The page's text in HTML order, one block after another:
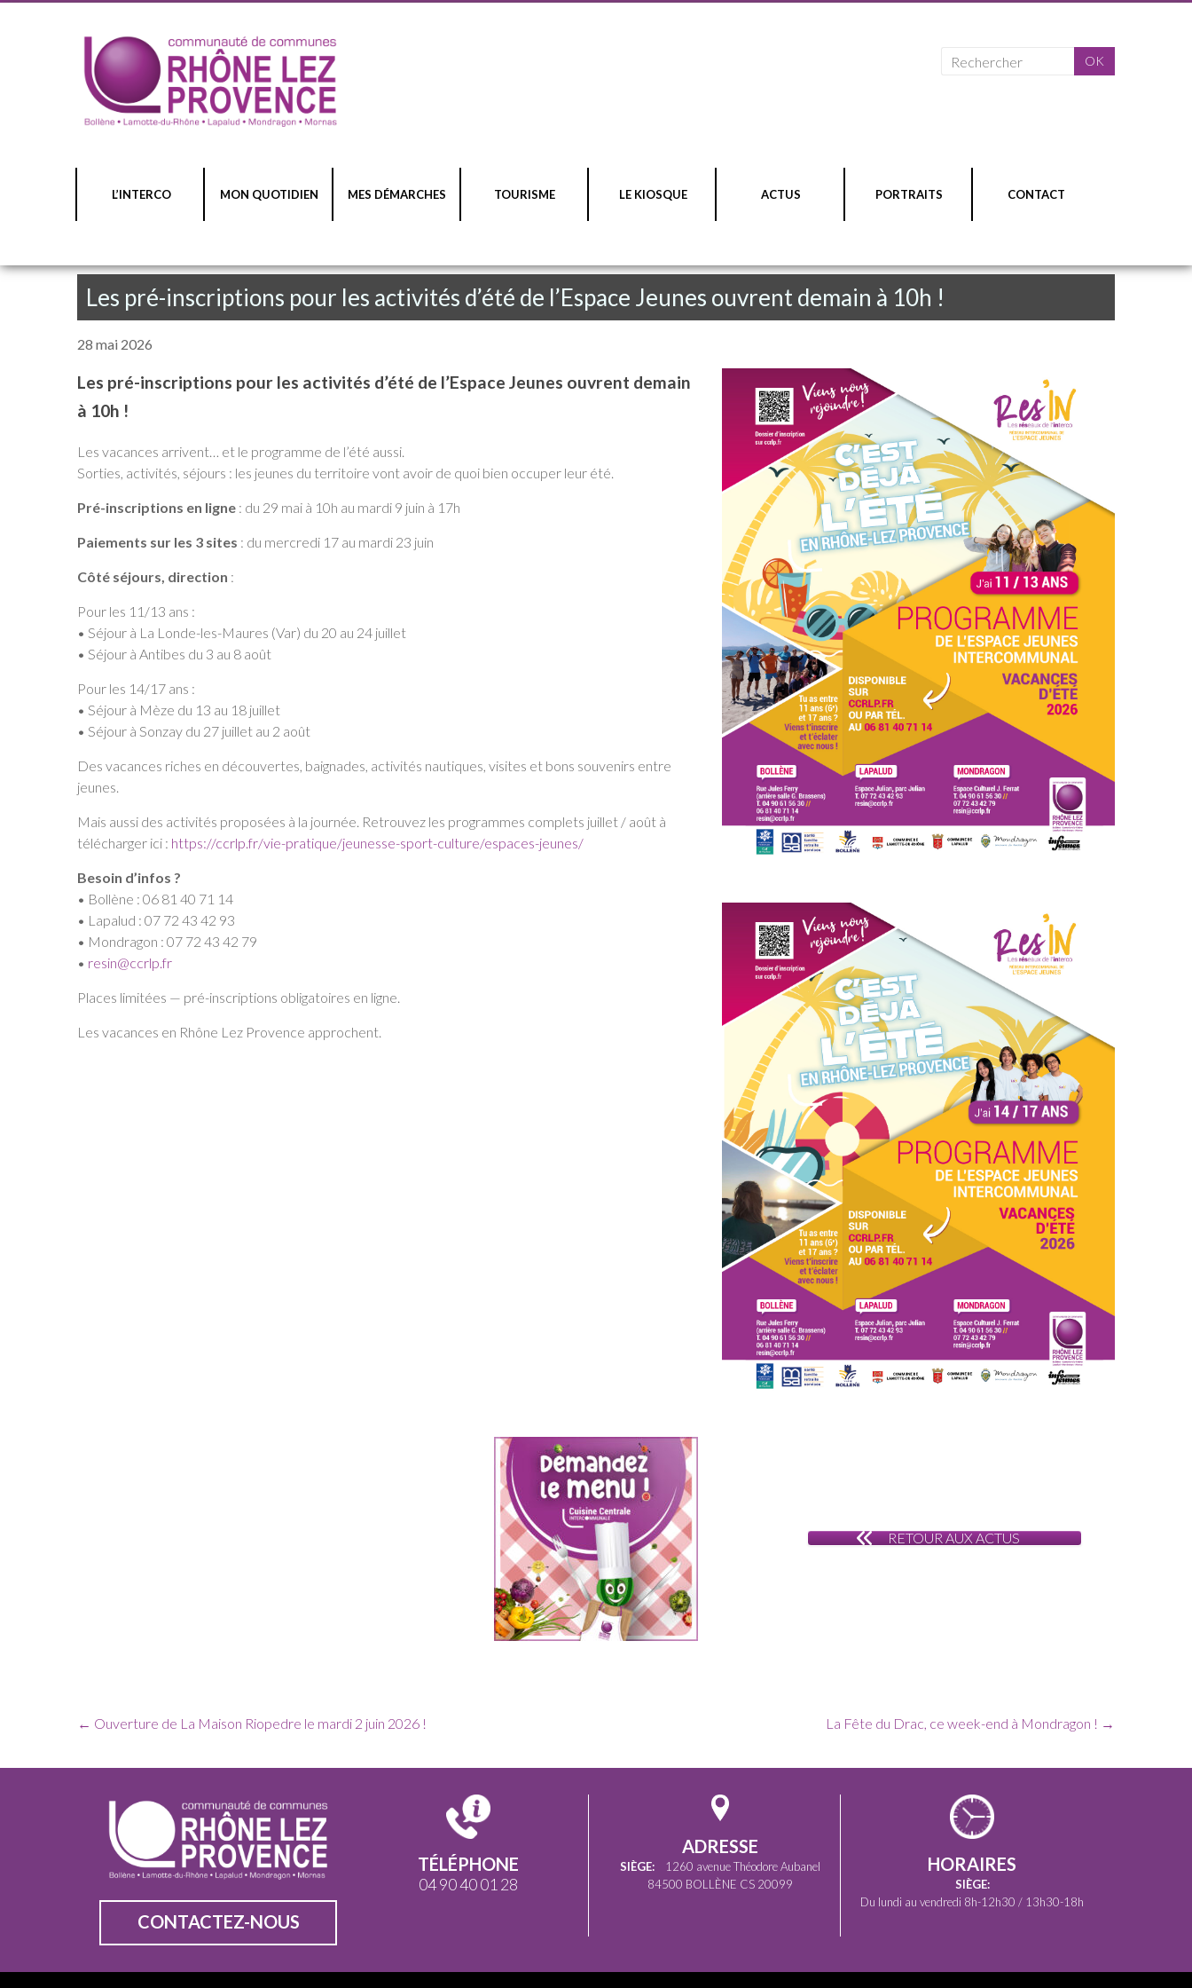
L’INTERCO MON QUOTIDIEN MES DÉMARCHES TOURISME LE KIOSQUE ACTUS PORTRAITS CONTACT
Les pré-inscriptions pour les activités d’été de l’Espace Jeunes ouvrent demain à 10h !
28 mai 2026
Les pré-inscriptions pour les activités d’été de l’Espace Jeunes ouvrent demain
à 10h !
Les vacances arrivent… et le programme de l’été aussi.
Sorties, activités, séjours : les jeunes du territoire vont avoir de quoi bien occuper leur été.
Pré-inscriptions en ligne : du 29 mai à 10h au mardi 9 juin à 17h
Paiements sur les 3 sites : du mercredi 17 au mardi 23 juin
Côté séjours, direction :
Pour les 11/13 ans :
• Séjour à La Londe-les-Maures (Var) du 20 au 24 juillet
• Séjour à Antibes du 3 au 8 août
Pour les 14/17 ans :
• Séjour à Mèze du 13 au 18 juillet
• Séjour à Sonzay du 27 juillet au 2 août
Des vacances riches en découvertes, baignades, activités nautiques, visites et bons souvenirs entre
jeunes.
Mais aussi des activités proposées à la journée. Retrouvez les programmes complets juillet / août à
télécharger ici : https://ccrlp.fr/vie-pratique/jeunesse-sport-culture/espaces-jeunes/
Besoin d’infos ?
• Bollène : 06 81 40 71 14
• Lapalud : 07 72 43 42 93
• Mondragon : 07 72 43 42 79
• resin@ccrlp.fr
Places limitées — pré-inscriptions obligatoires en ligne.
Les vacances en Rhône Lez Provence approchent.
RETOUR AUX ACTUS
← Ouverture de La Maison Riopedre le mardi 2 juin 2026 ! La Fête du Drac, ce week-end à Mondragon ! →
CONTACTEZ-NOUS
TÉLÉPHONE
04 90 40 01 28
ADRESSE
SIÈGE: 1260 avenue Théodore Aubanel
84500 BOLLÈNE CS 20099
HORAIRES
SIÈGE:
Du lundi au vendredi 8h-12h30 / 13h30-18h